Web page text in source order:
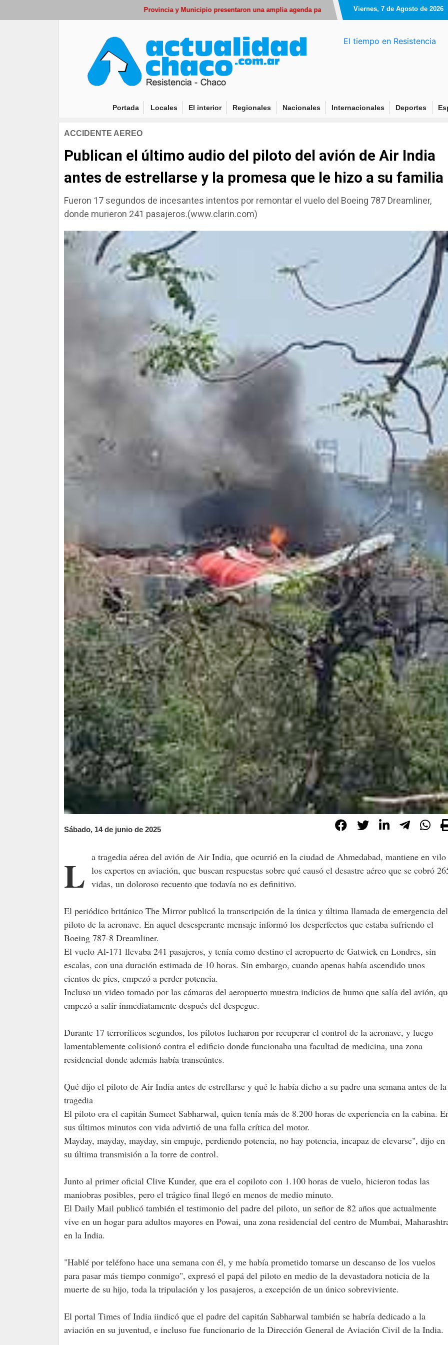
Provincia y Municipio presentaron una amplia agenda para celebrar el Mes de los Niños Caso Alvarez
Viernes, 7 de Agosto de 2026
El tiempo en Resistencia
Portada (current)
Locales El interior Regionales Nacionales Internacionales Deportes
ACCIDENTE AEREO
Publican el último audio del piloto del avión de Air India
antes de estrellarse y la promesa que le hizo a su familia
Fueron 17 segundos de incesantes intentos por remontar el vuelo del Boeing 787 Dreamliner,
donde murieron 241 pasajeros.(www.clarin.com)
Sábado, 14 de junio de 2025
La tragedia aérea del avión de Air India, que ocurrió en la ciudad de Ahmedabad, mantiene en vilo a los expertos en aviación, que buscan respuestas sobre qué causó el desastre aéreo que se cobró
vidas, un doloroso recuento que todavía no es definitivo.
El periódico británico The Mirror publicó la transcripción de la única y última llamada de emergencia del
piloto de la aeronave. En aquel desesperante mensaje informó los desperfectos que estaba sufriendo el
Boeing 787-8 Dreamliner.
El vuelo Al-171 llevaba 241 pasajeros, y tenía como destino el aeropuerto de Gatwick en Londres, sin
escalas, con una duración estimada de 10 horas. Sin embargo, cuando apenas había ascendido unos
cientos de pies, empezó a perder potencia.
Incluso un video tomado por las cámaras del aeropuerto muestra indicios de humo que salía del avión,
empezó a salir inmediatamente después del despegue.
Durante 17 terroríficos segundos, los pilotos lucharon por recuperar el control de la aeronave, y luego
lamentablemente colisionó contra el edificio donde funcionaba una facultad de medicina, una zona
residencial donde además había transeúntes.
Qué dijo el piloto de Air India antes de estrellarse y qué le había dicho a su padre una semana antes de la
tragedia
El piloto era el capitán Sumeet Sabharwal, quien tenía más de 8.200 horas de experiencia en la cabina.
sus últimos minutos con vida advirtió de una falla crítica del motor.
Mayday, mayday, mayday, sin empuje, perdiendo potencia, no hay potencia, incapaz de elevarse", dijo en
su última transmisión a la torre de control.
Junto al primer oficial Clive Kunder, que era el copiloto con 1.100 horas de vuelo, hicieron todas las
maniobras posibles, pero el trágico final llegó en menos de medio minuto.
El Daily Mail publicó también el testimonio del padre del piloto, un señor de 82 años que actualmente
vive en un hogar para adultos mayores en Powai, una zona residencial del centro de Mumbai,
en la India.
"Hablé por teléfono hace una semana con él, y me había prometido tomarse un descanso de los vuelos
para pasar más tiempo conmigo", expresó el papá del piloto en medio de la devastadora noticia de la
muerte de su hijo, toda la tripulación y los pasajeros, a excepción de un único sobreviviente.
El portal Times of India iindicó que el padre del capitán Sabharwal también se habría dedicado a la
aviación en su juventud, e incluso fue funcionario de la Dirección General de Aviación Civil de la India.